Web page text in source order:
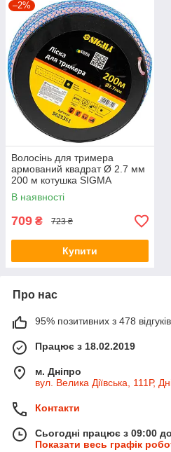
–2%
Волосінь для тримера
армований квадрат Ø 2.7 мм
200 м котушка SIGMA
(5623351)
В наявності
709 ₴ 723 ₴
Купити
Про нас
95% позитивних з 478
Працює з 18.02.2019
м. Дніпро
вул. Велика Діївська, 111Р,
Контакти
Сьогодні працює з 09:00
Показати весь графік